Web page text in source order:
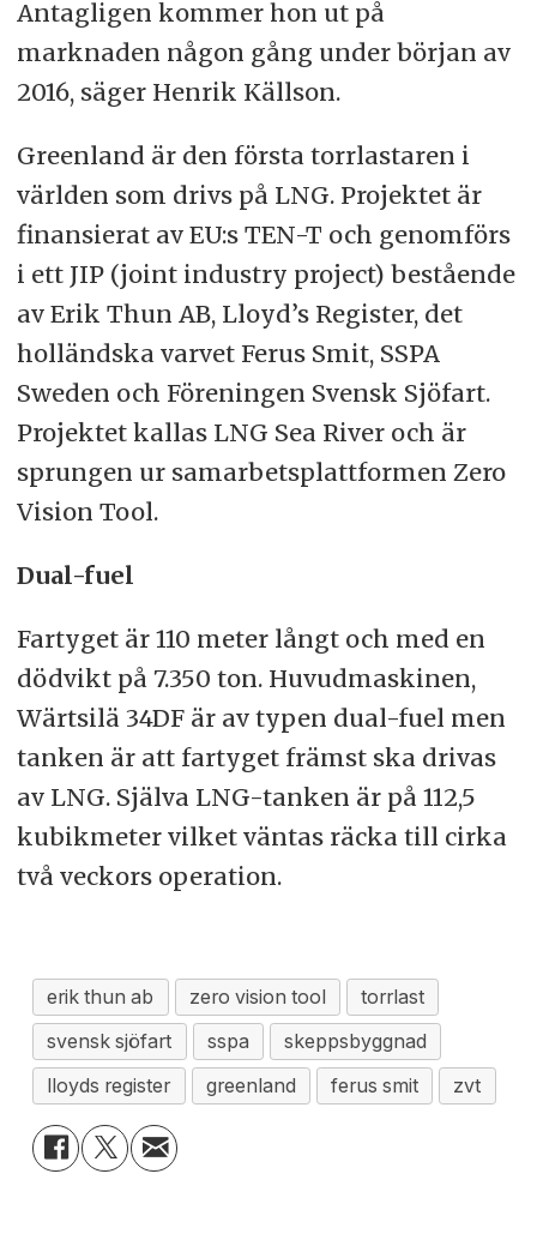
Antagligen kommer hon ut på
marknaden någon gång under början av
2016, säger Henrik Källson.
Greenland är den första torrlastaren i
världen som drivs på LNG. Projektet är
finansierat av EU:s TEN-T och genomförs
i ett JIP (joint industry project) bestående
av Erik Thun AB, Lloyd’s Register, det
holländska varvet Ferus Smit, SSPA
Sweden och Föreningen Svensk Sjöfart.
Projektet kallas LNG Sea River och är
sprungen ur samarbetsplattformen Zero
Vision Tool.
Dual-fuel
Fartyget är 110 meter långt och med en
dödvikt på 7.350 ton. Huvudmaskinen,
Wärtsilä 34DF är av typen dual-fuel men
tanken är att fartyget främst ska drivas
av LNG. Själva LNG-tanken är på 112,5
kubikmeter vilket väntas räcka till cirka
två veckors operation.
erik thun ab zero vision tool
torrlast
svensk sjöfart
sspa
skeppsbyggnad
lloyds register
greenland ferus smit zvt